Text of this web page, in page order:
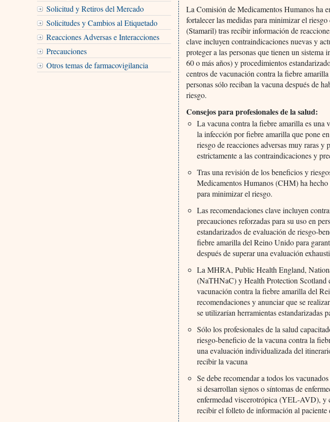
Solicitud y Retiros del Mercado
Solicitudes y Cambios al Etiquetado
Reacciones Adversas e Interacciones
Precauciones
Otros temas de farmacovigilancia
La Comisión de Medicamentos Humanos ha
fortalecer las medidas para minimizar el
(Stamaril) tras recibir información de
clave incluyen contraindicaciones nuevas y
proteger a las personas que tienen un
60 o más años) y procedimientos
centros de vacunación contra la fiebre
personas sólo reciban la vacuna después de
riesgo.
Consejos para profesionales de la salud:
La vacuna contra la fiebre amarilla es una
la infección por fiebre amarilla que pone
riesgo de reacciones adversas muy raras y
estrictamente a las contraindicaciones y
Tras una revisión de los beneficios y
Medicamentos Humanos (CHM) ha
para minimizar el riesgo.
Las recomendaciones clave incluyen
precauciones reforzadas para su uso en
estandarizados de evaluación de riesgo-
fiebre amarilla del Reino Unido para
después de superar una evaluación
La MHRA, Public Health England,
(NaTHNaC) y Health Protection Scotland
vacunación contra la fiebre amarilla del
recomendaciones y anunciar que se
se utilizarían herramientas estandarizadas
Sólo los profesionales de la salud
riesgo-beneficio de la vacuna contra la
una evaluación individualizada del
recibir la vacuna
Se debe recomendar a todos los
si desarrollan signos o síntomas de
enfermedad viscerotrópica (YEL-AVD), y
recibir el folleto de información al paciente